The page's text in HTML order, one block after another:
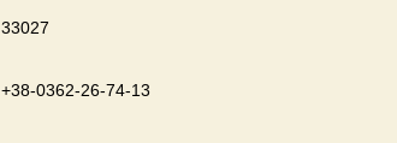
33027
+38-0362-26-74-13